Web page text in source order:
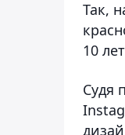
Так,
10
Судя